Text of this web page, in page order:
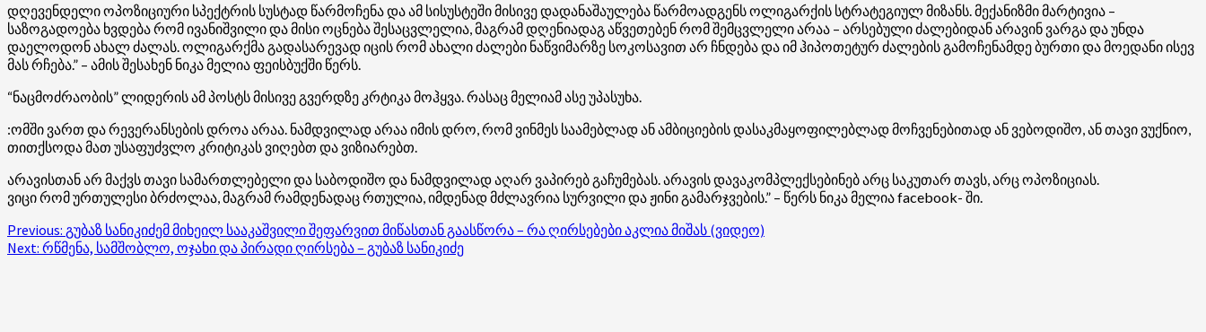
დღევენდელი ოპოზიციური სპექტრის სუსტად წარმოჩენა და ამ სისუსტეში მისივე დადანაშაულება წარმოადგენს ოლიგარქის სტრატეგიულ მიზანს. მექანიზმი მარტივია –
საზოგადოება ხვდება რომ ივანიშვილი და მისი ოცნება შესაცვლელია, მაგრამ დღენიადაგ აწვეთებენ რომ შემცვლელი არაა – არსებული ძალებიდან არავინ ვარგა და უნდა
დაელოდონ ახალ ძალას. ოლიგარქმა გადასარევად იცის რომ ახალი ძალები ნაწვიმარზე სოკოსავით არ ჩნდება და იმ ჰიპოთეტურ ძალების გამოჩენამდე ბურთი და მოედანი ისევ
მას რჩება.” – ამის შესახენ ნიკა მელია ფეისბუქში წერს.
“ნაცმოძრაობის” ლიდერის ამ პოსტს მისივე გვერდზე კრტიკა მოჰყვა. რასაც მელიამ ასე უპასუხა.
:ომში ვართ და რევერანსების დროა არაა. ნამდვილად არაა იმის დრო, რომ ვინმეს საამებლად ან ამბიციების დასაკმაყოფილებლად მოჩვენებითად ან ვებოდიშო, ან თავი ვუქნიო,
თითქსოდა მათ უსაფუძვლო კრიტიკას ვიღებთ და ვიზიარებთ.
არავისთან არ მაქვს თავი სამართლებელი და საბოდიშო და ნამდვილად აღარ ვაპირებ გაჩუმებას. არავის დავაკომპლექსებინებ არც საკუთარ თავს, არც ოპოზიციას.
ვიცი რომ ურთულესი ბრძოლაა, მაგრამ რამდენადაც რთულია, იმდენად მძლავრია სურვილი და ჟინი გამარჯვების.” – წერს ნიკა მელია facebook- ში.
Post
navigation
Previous: გუბაზ სანიკიძემ მიხეილ სააკაშვილი შეფარვით მიწასთან გაასწორა – რა ღირსებები აკლია მიშას (ვიდეო)
Next: რწმენა, სამშობლო, ოჯახი და პირადი ღირსება – გუბაზ სანიკიძე